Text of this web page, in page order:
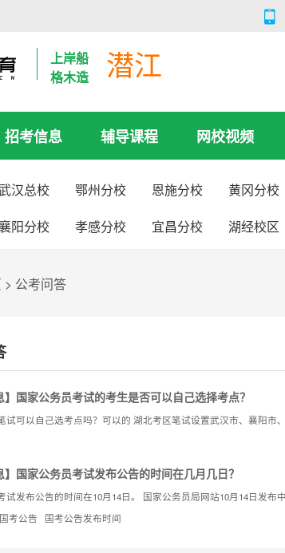
上岸船
格木造
潜江
招考信息 辅导课程 网校视频
汉总校 鄂州分校 恩施分校 黄冈分校
阳分校 孝感分校 宜昌分校 湖经校区
> 公考问答
国家公务员考试的考生是否可以自己选择考点？
国家公务员考试发布公告的时间在几月几日？
国考公告 国考公告发布时间